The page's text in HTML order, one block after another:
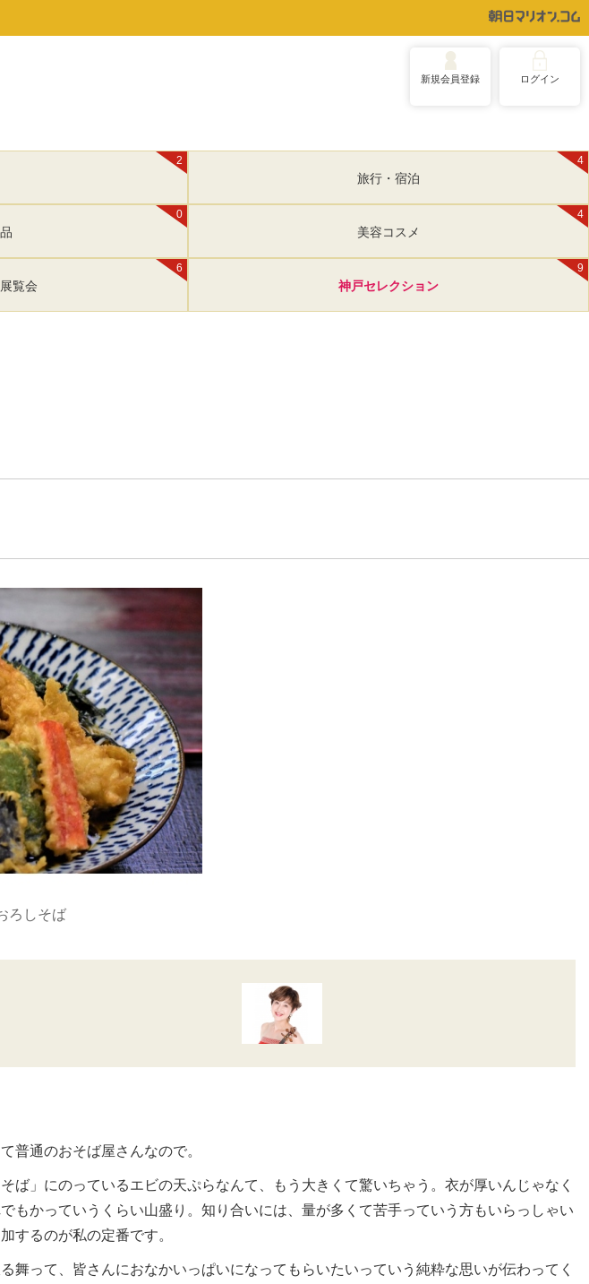
新規会員登録 ログイン
2 4
旅行・宿泊
0 4
美容コスメ
6
覧会
9
神戸セレクション
ろしそば
普通のおそば屋さんなので。
」にのっているエビの天ぷらなんて、もう大きくて驚いちゃう。衣が厚いんじゃなく
かっていうくらい山盛り。知り合いには、量が多くて苦手っていう方もいらっしゃい
するのが私の定番です。
って、皆さんにおなかいっぱいになってもらいたいっていう純粋な思いが伝わってく